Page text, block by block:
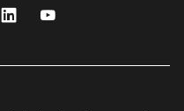
nuevanueva
ventana nueva
Linkedin
Abre una ventana nueva
Abre una ventana